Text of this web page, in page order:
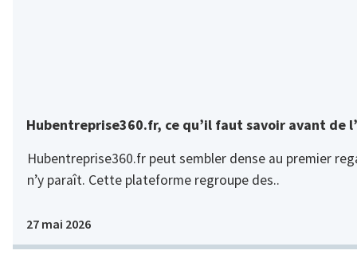
Hubentreprise360.fr, ce qu’il faut savoir avant de
Hubentreprise360.fr peut sembler dense au premier
n’y paraît. Cette plateforme regroupe des..
27 mai 2026